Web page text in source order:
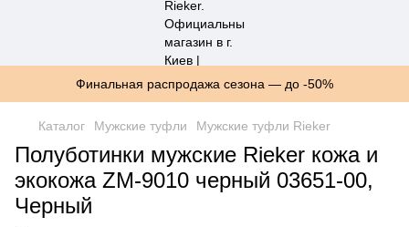
Финальная распродажа сезона — до -50%
Каталог Мужские туфли Мужские туфли Rieker
Полуботинки мужские Rieker кожа и
экокожа ZM-9010 черный 03651-00,
Черный